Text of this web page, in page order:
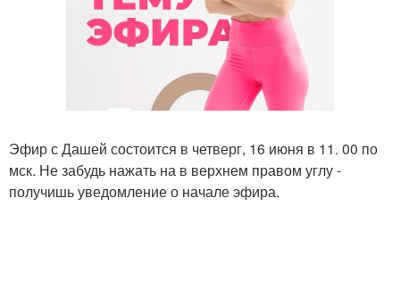
Эфир с Дашей состоится в четверг, 16 июня в 11. 00 по
мск. Не забудь нажать на в верхнем правом углу -
получишь уведомление о начале эфира.